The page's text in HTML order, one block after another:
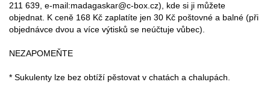
211 639, e-mail:madagaskar@c-box.cz), kde si ji můžete
objednat. K ceně 168 Kč zaplatíte jen 30 Kč poštovné a balné (při
objednávce dvou a více výtisků se neúčtuje vůbec).
NEZAPOMEŇTE
* Sukulenty lze bez obtíží pěstovat v chatách a chalupách.